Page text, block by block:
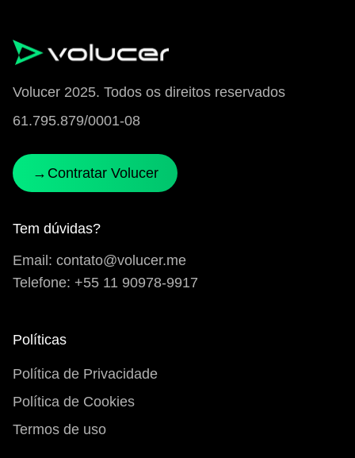
Volucer 2025. Todos os direitos reservados
61.795.879/0001-08
→ Contratar Volucer
Contratar Volucer
Tem dúvidas?
Email: contato@volucer.me
Telefone: +55 11 90978-9917
Políticas
Política de Privacidade
Política de Cookies
Termos de uso